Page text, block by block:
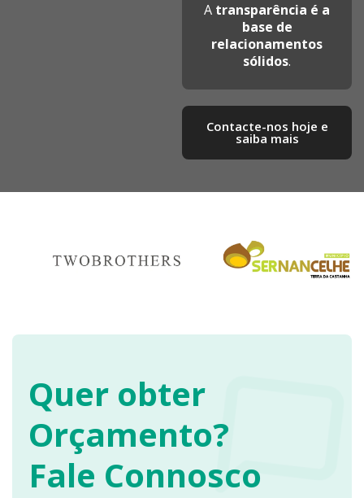
A transparência é a
base de
relacionamentos
sólidos.
Contacte-nos hoje e
saiba mais​
Quer obter
Orçamento?
Fale Connosco